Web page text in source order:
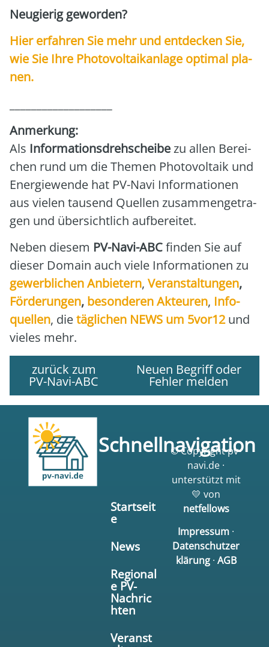
Neu­gie­rig gewor­den?
Hier erfah­ren Sie mehr und ent­de­cken Sie,
wie Sie Ihre Pho­to­vol­ta­ik­an­la­ge opti­mal pla­
nen.
Anmer­kung:
Als Infor­ma­ti­ons­dreh­schei­bezu allen Berei­
chen rund um die The­men Pho­to­vol­ta­ik und
Ener­gie­wen­de hat PV-Navi Infor­ma­tio­nen
aus vie­len tau­send Quel­len zusam­men­ge­tra­
gen und über­sicht­lich auf­be­rei­tet.
Neben die­sem PV-Navi-ABCfin­den Sie auf
die­ser Domain auch vie­le Infor­ma­tio­nen zu
gewerb­li­chen Anbie­tern, Ver­an­stal­tun­gen,
För­de­run­gen, beson­de­ren Akteu­ren, Info­
quel­len, dietäg­li­chen NEWS um 5vor12und
vie­les mehr.
zurück zum
PV-Navi-ABC
Neuen Begriff oder
Fehler melden
Schnellnavigation
Startseit
e
News
Regional
e PV-
Nachric
hten
Veranst
© Copyright pv-
navi.de ·
unterstützt mit
💛 von
netfellows
Impressum ·
Datenschutzer
klärung· AGB